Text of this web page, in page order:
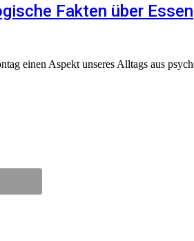
Fakten über Essen
einen Aspekt unseres Alltags aus